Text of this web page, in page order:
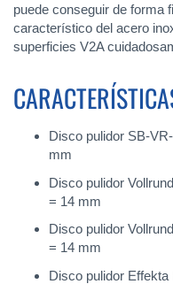
puede conseguir de forma
característico del acero
superficies V2A
Disco pulidor SB-
mm
Disco pulidor
= 14 mm
Disco pulidor
= 14 mm
Disco pulidor